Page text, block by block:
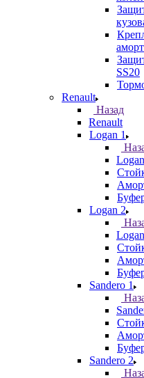
SS20
Renault
Назад
Renault
Logan 1
Logan 2
Sandero 1
Sandero 2